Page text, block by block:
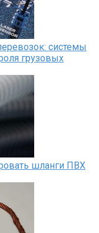
системы
грузовых
шланги ПВХ